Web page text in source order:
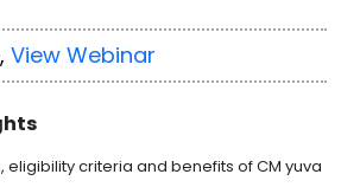
View Webinar
criteria and benefits of CM yuva